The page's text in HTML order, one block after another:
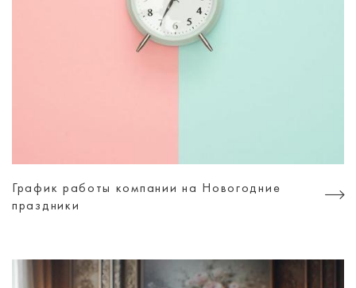
График работы компании на Новогодние
праздники